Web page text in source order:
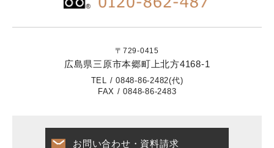
〒729-0415
広島県三原市本郷町上北方4168-1
TEL / 0848-86-2482(代)
FAX / 0848-86-2483
お問い合わせ・資料請求